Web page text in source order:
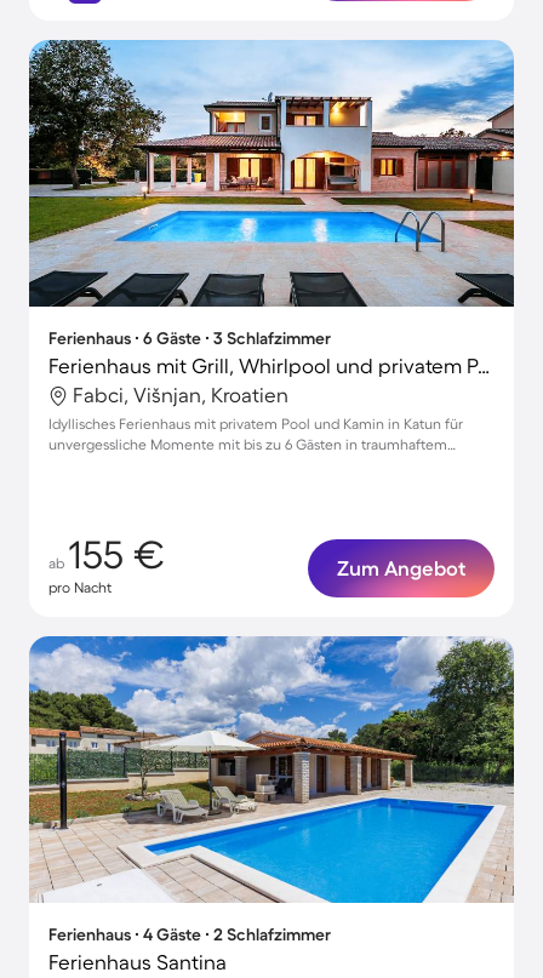
Ferienhaus ∙ 6 Gäste ∙ 3 Schlafzimmer
Ferienhaus mit Grill, Whirlpool und privatem Pool | Stadtblick
Fabci, Višnjan, Kroatien
Idyllisches Ferienhaus mit privatem Pool und Kamin in Katun für
unvergessliche Momente mit bis zu 6 Gästen in traumhaftem
ab 155 €
pro Nacht
Zum Angebot
Ferienhaus ∙ 4 Gäste ∙ 2 Schlafzimmer
Ferienhaus Santina